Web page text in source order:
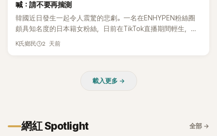
喊：請不要再揣測
韓國近日發生一起令人震驚的悲劇。一名在ENHYPEN粉絲圈
頗具知名度的日本籍女粉絲，日前在TikTok直播期間輕生，最
終不幸身亡，消息曝光後震驚韓網，也讓不少粉絲湧入社群平
K氏鄉民 2 天前
載入更多 →
網紅 Spotlight 全部 →